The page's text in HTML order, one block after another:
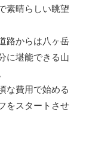
素晴らしい眺望
路からは八ヶ岳
に堪能できる山
な費用で始める
をスタートさせ